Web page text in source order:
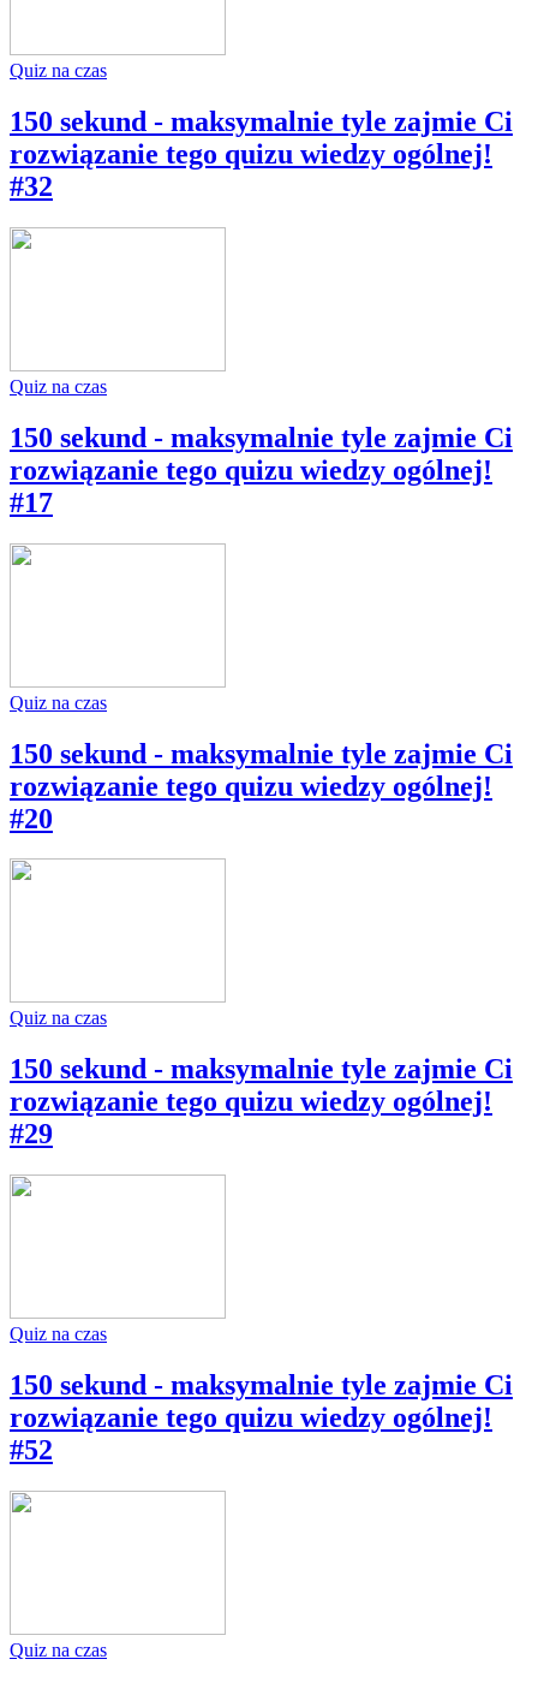
Quiz na czas
150 sekund - maksymalnie tyle zajmie Ci
rozwiązanie tego quizu wiedzy ogólnej!
#32
Quiz na czas
150 sekund - maksymalnie tyle zajmie Ci
rozwiązanie tego quizu wiedzy ogólnej!
#17
Quiz na czas
150 sekund - maksymalnie tyle zajmie Ci
rozwiązanie tego quizu wiedzy ogólnej!
#20
Quiz na czas
150 sekund - maksymalnie tyle zajmie Ci
rozwiązanie tego quizu wiedzy ogólnej!
#29
Quiz na czas
150 sekund - maksymalnie tyle zajmie Ci
rozwiązanie tego quizu wiedzy ogólnej!
#52
Quiz na czas